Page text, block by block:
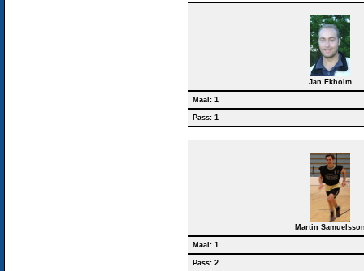
Jan Ekholm
Maal: 1
Pass: 1
Martin
Maal: 1
Pass: 2